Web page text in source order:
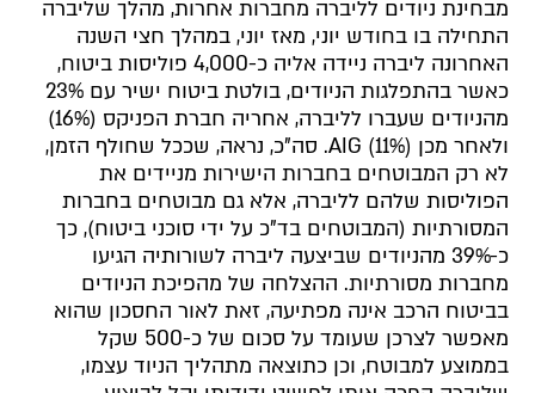
מבחינת ניודים לליברה מחברות אחרות, מהלך שליברה
התחילה בו בחודש יוני, מאז יוני, במהלך חצי השנה
האחרונה ליברה ניידה אליה כ-4,000 פוליסות ביטוח,
כאשר בהתפלגות הניודים, בולטת ביטוח ישיר עם 23%
מהניודים שעברו לליברה, אחריה חברת הפניקס (16%)
ולאחר מכן AIG (11%). סה"כ, נראה, שככל שחולף הזמן,
לא רק המבוטחים בחברות הישירות מניידים את
הפוליסות שלהם לליברה, אלא גם מבוטחים בחברות
המסורתיות (המבוטחים בד"כ על ידי סוכני ביטוח), כך
כ-39% מהניודים שביצעה ליברה לשורותיה הגיעו
מחברות מסורתיות. ההצלחה של מהפיכת הניודים
בביטוח הרכב אינה מפתיעה, זאת לאור החסכון שהוא
מאפשר לצרכן שעומד על סכום של כ-500 שקל
בממוצע למבוטח, וכן כתוצאה מתהליך הניוד עצמו,